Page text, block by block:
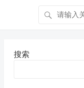
搜索